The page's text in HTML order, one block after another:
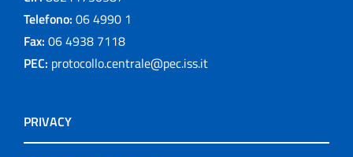
Telefono: 06 4990 1
Fax: 06 4938 7118
PEC: protocollo.centrale@pec.iss.it
PRIVACY